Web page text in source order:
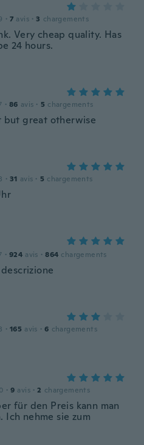
· 7 avis · 3 chargements
Very cheap quality. Has
24 hours.
· 86 avis · 5 chargements
but great otherwise
· 31 avis · 5 chargements
· 924 avis · 864 chargements
· 165 avis · 6 chargements
· 9 avis · 2 chargements
für den Preis kann man
Ich nehme sie zum